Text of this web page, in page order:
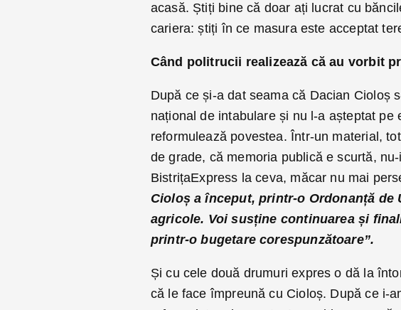
acasă. Știți bine că doar ați lucrat cu
cariera: știți în ce masura este acceptat
Când politrucii realizează că au vorbit
După ce și-a dat seama că Dacian Cioloș
național de intabulare și nu l-a așteptat
reformulează povestea. Într-un material,
de grade, că memoria publică e scurtă,
BistrițaExpress la ceva, măcar nu mai
Cioloș a început, printr-o Ordonanță
agricole. Voi susține continuarea și
printr-o bugetare corespunzătoare”.
Și cu cele două drumuri expres o dă la
că le face împreună cu Cioloș. După ce i-